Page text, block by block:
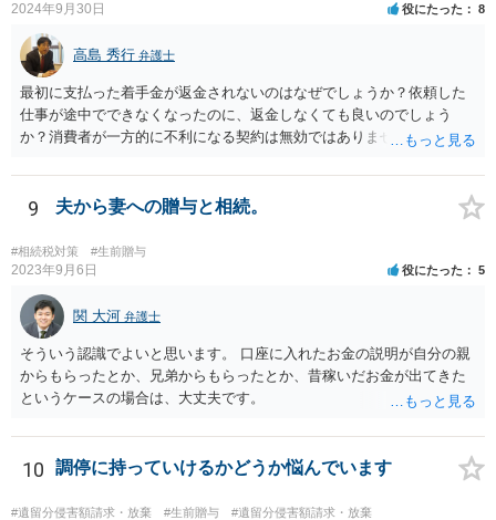
2024年9月30日 役にたった 8
高島 秀行 弁護士
最初に支払った着手金が返金されないのはなぜでしょうか？依頼した
仕事が途中でできなくなったのに、返金しなくても良いのでしょう
か？消費者が一方的に不利になる契約は無効ではありませんか？
務があると思います。 倒れた弁護士が所属する弁護士会に相談さ
れた方がよいと思います。 倒れた弁護士は脳梗塞で倒れたようで
すが、 判断能力があり、復代理を倒れた弁護士の判断で復代理を
選任したのか 即ち、復代理人の選任は有効なのかという問題もあ
ると思います。
9 夫から妻への贈与と相続。
#相続税対策 #生前贈与
2023年9月6日 役にたった 5
関 大河 弁護士
そういう認識でよいと思います。 口座に入れたお金の説明が自分の親
からもらったとか、兄弟からもらったとか、昔稼いだお金が出てきた
というケースの場合は、大丈夫です。
10 調停に持っていけるかどうか悩んでいます
#遺留分侵害額請求・放棄 #生前贈与 #遺留分侵害額請求・放棄